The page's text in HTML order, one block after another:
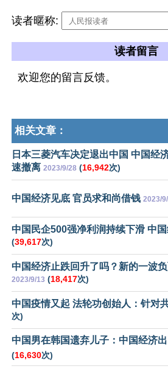
读者暱称:
读者留言
欢迎您的留言反馈。
相关文章：
日本三菱汽车决定退出中国 中国经
速撤离 2023/9/28 (16,942次)
中国经济见底 官员求和尚借钱 2023/
中国民企500强净利润持续下滑 中
(39,617次)
中国经济止跌回升了吗？新的一波
2023/9/13 (18,417次)
中国疫情又起 法轮功创始人：针对
次)
中国男在韩国遗弃儿子：中国经济
(16,630次)